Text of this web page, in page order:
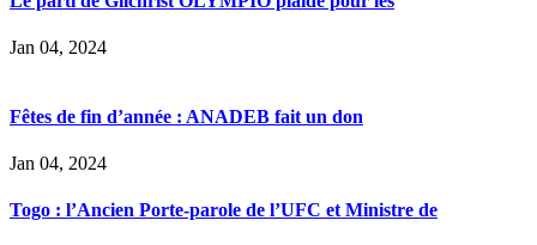
Jan 04, 2024
Fêtes de fin d’année : ANADEB fait un don
Jan 04, 2024
Togo : l’Ancien Porte-parole de l’UFC et Ministre de